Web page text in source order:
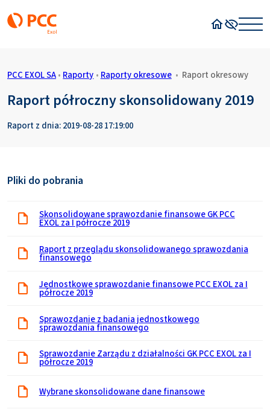
PCC EXOL SA • Raporty • Raporty okresowe • Raport okresowy
Raport półroczny skonsolidowany 2019
Raport z dnia: 2019-08-28 17:19:00
Pliki do pobrania
Skonsolidowane sprawozdanie finansowe GK PCC
EXOL za I półrocze 2019
Raport z przeglądu skonsolidowanego sprawozdania
finansowego
Jednostkowe sprawozdanie finansowe PCC EXOL za I
półrocze 2019
Sprawozdanie z badania jednostkowego
sprawozdania finansowego
Sprawozdanie Zarządu z działalności GK PCC EXOL za I
półrocze 2019
Wybrane skonsolidowane dane finansowe